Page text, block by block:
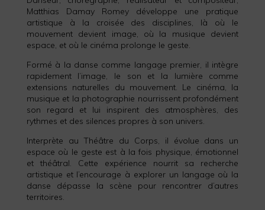
Matthias Damay Romey développe une pratique
artistique à la croisée des disciplines, là où le
mouvement devient image, où la musique devient
espace, et où le cinéma prolonge le geste.
Formé à la danse comme langage premier, il intègre
rapidement l’image, le son et la lumière comme
extensions naturelles du mouvement. Le cinéma, la
musique et la photographie nourrissent profondément
son regard et lui inspirent des atmosphères, des
rythmes et des silences propres à son univers.
Interprète au Théâtre du Corps, il évolue dans un
espace où le geste est à la fois physique, émotionnel
et théâtral. Cette expérience nourrit sa recherche
artistique et l’encourage à explorer un langage où la
danse dépasse la scène pour rencontrer d’autres
territoires.